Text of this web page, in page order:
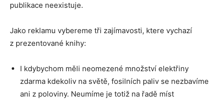
publikace neexistuje.
Jako reklamu vybereme tři zajímavosti, ktere vychazí
z prezentované knihy:
I kdybychom měli neomezené množství elektřiny
zdarma kdekoliv na světě, fosilních paliv se nezbavíme
ani z poloviny. Neumíme je totiž na řadě míst